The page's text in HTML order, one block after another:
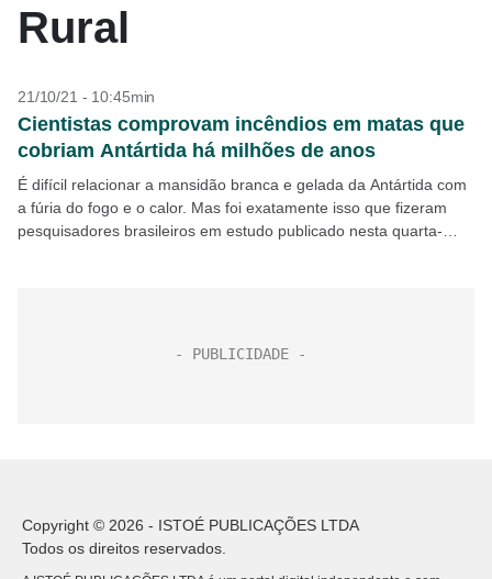
Rural
21/10/21 - 10:45min
Cientistas comprovam incêndios em matas que
cobriam Antártida há milhões de anos
É difícil relacionar a mansidão branca e gelada da Antártida com
a fúria do fogo e o calor. Mas foi exatamente isso que fizeram
pesquisadores brasileiros em estudo publicado nesta quarta-
Copyright © 2026 - ISTOÉ PUBLICAÇÕES LTDA
Todos os direitos reservados.